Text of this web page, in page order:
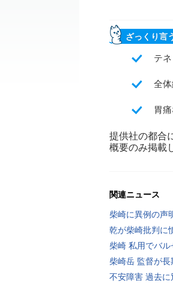
ざっくり言
テ
全
胃
提供社の都合
概要のみ掲載
関連ニュース
柴崎に異例の声
乾が柴崎批判に
柴崎 私用でバル
柴崎岳 監督が
不安障害 過去